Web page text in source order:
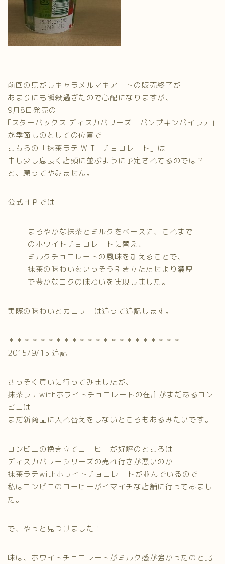
前回の焦がしキャラメルマキアートの販売終了が
あまりにも瞬殺過ぎたので心配になりますが、
9月8日発売の
｢スターバックス ディスカバリーズ パンプキンパイラテ｣
が季節ものとしての位置で
こちらの「抹茶ラテ WITH チョコレート」は
申し少し息長く店頭に並ぶように予定されてるのでは？
と、願ってやみません。
公式ＨＰでは
まろやかな抹茶とミルクをベースに、これまで
のホワイトチョコレートに替え、
ミルクチョコレートの風味を加えることで、
抹茶の味わいをいっそう引き立たたせより濃厚
で豊かなコクの味わいを実現しました。
実際の味わいとカロリーは追って追記します。
＊＊＊＊＊＊＊＊＊＊＊＊＊＊＊＊＊＊＊＊＊＊
2015/9/15 追記
さっそく買いに行ってみましたが、
抹茶ラテwithホワイトチョコレートの在庫がまだあるコン
ビニは
まだ新商品に入れ替えをしないところもあるみたいです。
コンビニの挽き立てコーヒーが好評のところは
ディスカバリーシリーズの売れ行きが悪いのか
抹茶ラテwithホワイトチョコレートが並んでいるので
私はコンビニのコーヒーがイマイチな店舗に行ってみまし
た。
で、やっと見つけました！
味は、ホワイトチョコレートがミルク感が強かったのと比